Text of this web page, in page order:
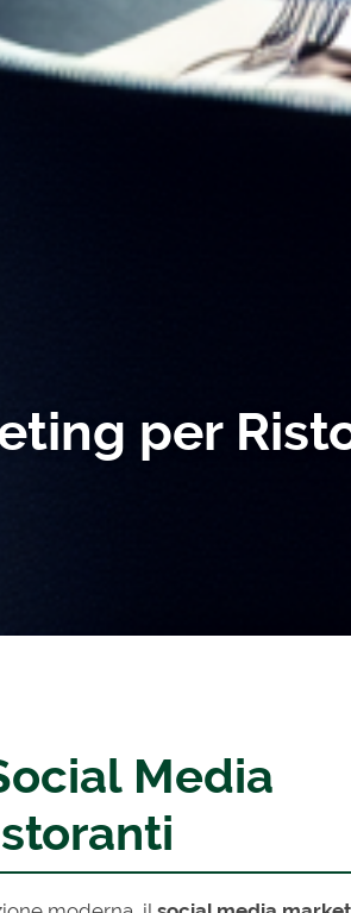
per
Media